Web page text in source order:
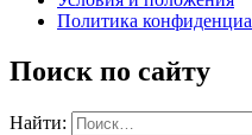
Политика
Поиск по сайту
Найти: